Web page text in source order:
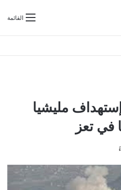
القائمةبحث عن
مليشيا
في تعز